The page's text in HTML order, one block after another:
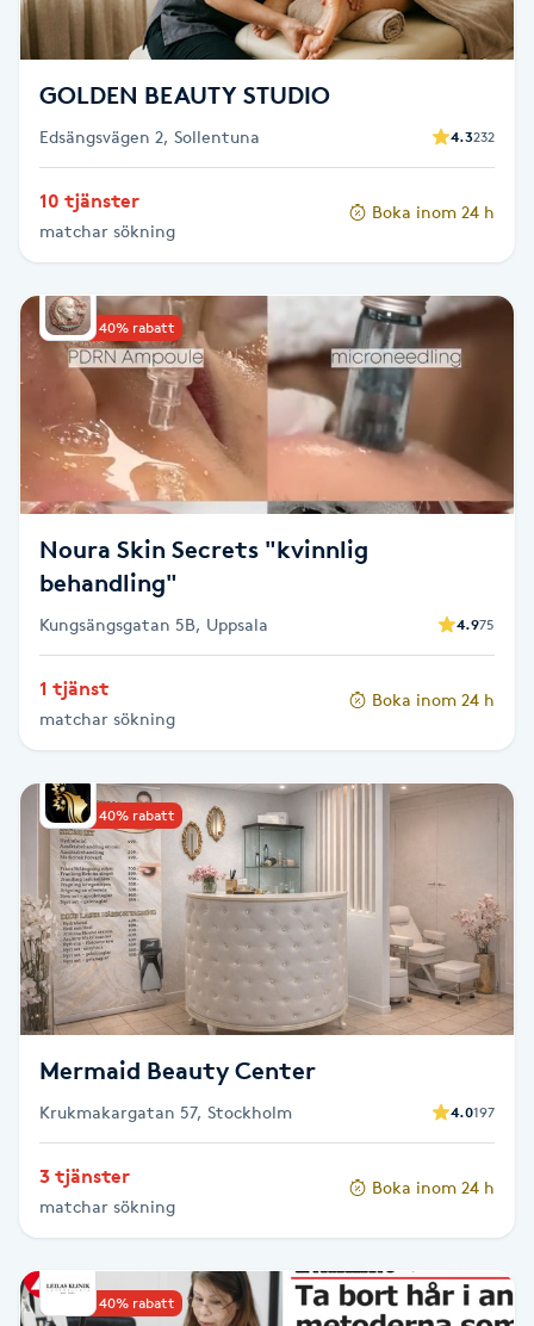
Permanent hårborttagning
Permanent ögonbrynsmakeup
Personal shopper
Personlig tränare
Picolaser
Piercing
Pigmentbehandling
Pigmentfläckar
Plastikkirurgi
Powder brows
Power Yoga
PRX-T33
Psoriasis
PT
R
Radiofrekvens
Reflexologi
GOLDEN BEAUTY STUDIO
Edsängsvägen 2, Sollentuna 4.3232
10 tjänster
matchar sökning
Boka inom 24 h
Upp till 40% rabatt
Noura Skin Secrets "kvinnlig
behandling"
Kungsängsgatan 5B, Uppsala 4.975
1 tjänst
matchar sökning
Boka inom 24 h
Upp till 40% rabatt
Mermaid Beauty Center
Krukmakargatan 57, Stockholm 4.0197
3 tjänster
matchar sökning
Boka inom 24 h
Upp till 40% rabatt